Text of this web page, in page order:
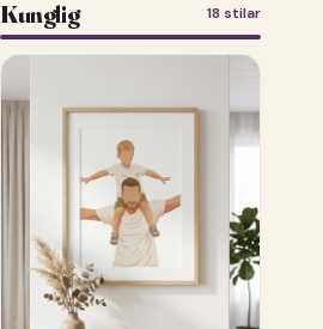
Kunglig 18 stilar